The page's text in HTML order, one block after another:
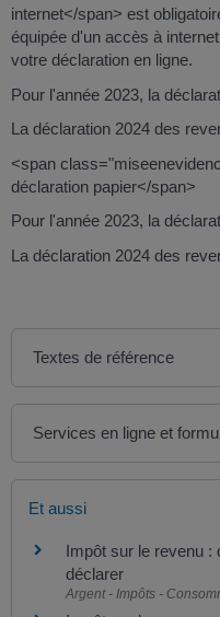
internet</span> est
équipée d'un accès à
votre déclaration en ligne.
Pour l'année 2023, la
La déclaration 2024 des
<span
déclaration papier</span>
Pour l'année 2023, la
La déclaration 2024 des
Textes de référence
Services en ligne et
Et aussi
Impôt sur le revenu :
déclarer
Argent - Impôts -